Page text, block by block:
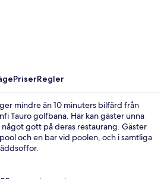
PriserRegler
mindre än 10 minuters bilfärd från
Tauro golfbana. Här kan gäster unna
gott på deras restaurang. Gäster
och en bar vid poolen, och i samtliga